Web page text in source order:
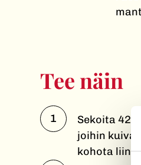
Tee näin
Sekoita 42-
joihin
kohota